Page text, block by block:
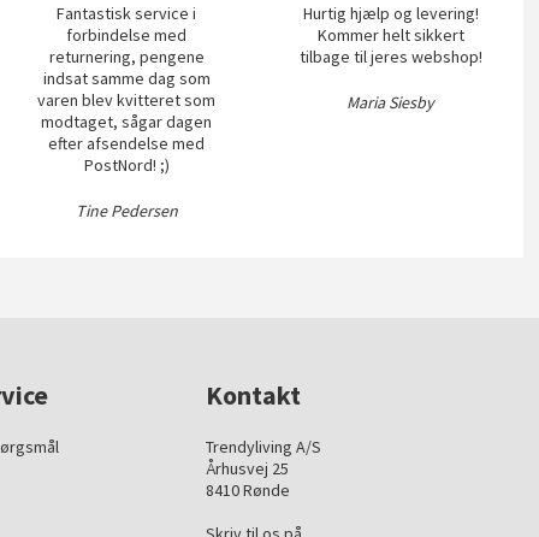
Fantastisk service i
forbindelse med
returnering, pengene
indsat samme dag som
varen blev kvitteret som
modtaget, sågar dagen
efter afsendelse med
PostNord! ;)
Tine Pedersen
Hurtig hjælp og levering!
Kommer helt sikkert
tilbage til jeres webshop!
Maria Siesby
Kontakt
Trendyliving A/S
Århusvej 25
8410 Rønde